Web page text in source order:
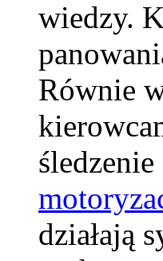
wiedzy.
Równie
działają